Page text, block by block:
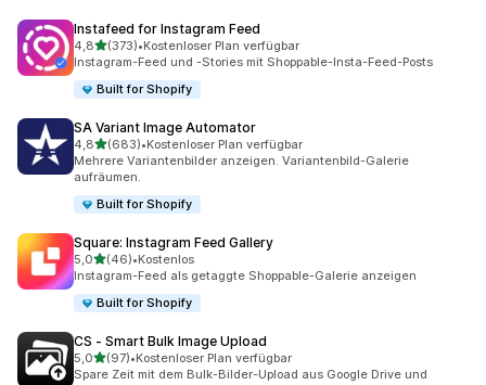
Instafeed for Instagram Feed
4,8von 5 Sternen
(373)
373 Rezensionen insgesamt
•Kostenloser Plan verfügbar
Instagram-Feed und -Stories mit Shoppable-Insta-Feed-Posts
Built for Shopify
SA Variant Image Automator
4,8von 5 Sternen
(683)
683 Rezensionen insgesamt
•Kostenloser Plan verfügbar
Mehrere Variantenbilder anzeigen. Variantenbild-Galerie
aufräumen.
Built for Shopify
Square: Instagram Feed Gallery
5,0von 5 Sternen
(46)
46 Rezensionen insgesamt
•Kostenlos
Instagram-Feed als getaggte Shoppable-Galerie anzeigen
Built for Shopify
CS ‑ Smart Bulk Image Upload
5,0von 5 Sternen
(97)
97 Rezensionen insgesamt
•Kostenloser Plan verfügbar
Spare Zeit mit dem Bulk-Bilder-Upload aus Google Drive und